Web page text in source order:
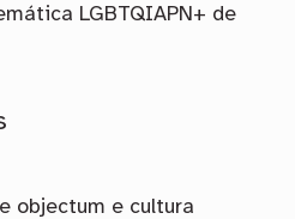
LGBTQIAPN+ de
objectum e cultura